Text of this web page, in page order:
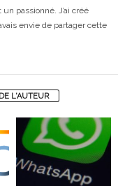
passionné. J’ai créé
envie de partager cette
L'AUTEUR